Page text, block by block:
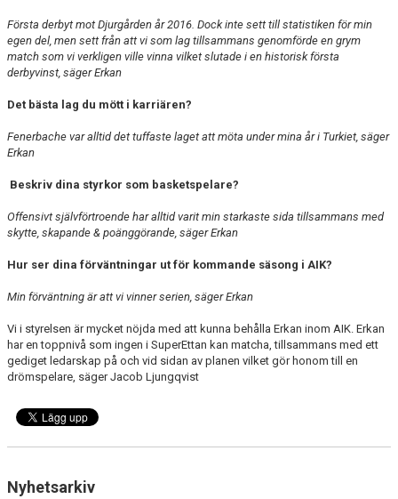
SHOP
AIK.SE
Första derbyt mot Djurgården år 2016. Dock inte sett till statistiken för min
egen del, men sett från att vi som lag tillsammans genomförde en grym
match som vi verkligen ville vinna vilket slutade i en historisk första
derbyvinst, säger Erkan
Det bästa lag du mött i karriären?
Fenerbache var alltid det tuffaste laget att möta under mina år i Turkiet, säger
Erkan
Beskriv dina styrkor som basketspelare?
Offensivt självförtroende har alltid varit min starkaste sida tillsammans med
skytte, skapande & poänggörande, säger Erkan
Hur ser dina förväntningar ut för kommande säsong i AIK?
Min förväntning är att vi vinner serien, säger Erkan
Vi i styrelsen är mycket nöjda med att kunna behålla Erkan inom AIK. Erkan
har en toppnivå som ingen i SuperEttan kan matcha, tillsammans med ett
gediget ledarskap på och vid sidan av planen vilket gör honom till en
drömspelare, säger Jacob Ljungqvist
Nyhetsarkiv